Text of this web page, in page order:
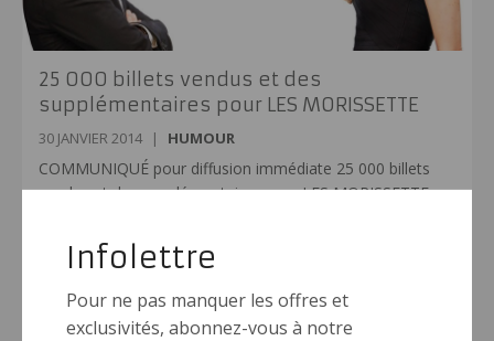
25 000 billets vendus et des
supplémentaires pour LES MORISSETTE
30 JANVIER 2014 | HUMOUR
COMMUNIQUÉ pour diffusion immédiate 25 000 billets
vendus et des supplémentaires pour LES MORISSETTE
samedi Prévente exclusive aux abonnés de la Place des
Arts et via le VeroniqueCloutier.com Montréal, le jeudi 30
janvier 2014 — Productions KOSCÈNE est heureuses
d’annoncer qu’à peine deux mois […]
Infolettre
Pour ne pas manquer les offres et
exclusivités, abonnez-vous à notre